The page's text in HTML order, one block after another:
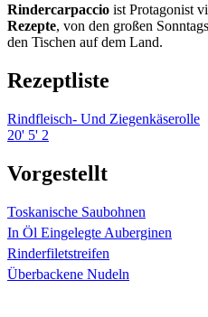
Rindercarpaccio ist Protagonist
Rezepte, von den großen
den Tischen auf dem Land.
Rezeptliste
Rindfleisch- Und Ziegenkäserolle
20' 5' 2
Vorgestellt
Toskanische Saubohnen
In Öl Eingelegte Auberginen
Rinderfiletstreifen
Überbackene Nudeln